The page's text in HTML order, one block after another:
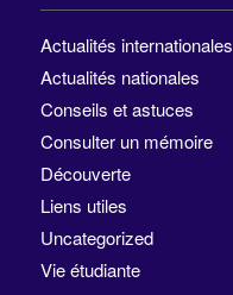
Actualités internationales
Actualités nationales
Conseils et astuces
Consulter un mémoire
Découverte
Liens utiles
Uncategorized
Vie étudiante